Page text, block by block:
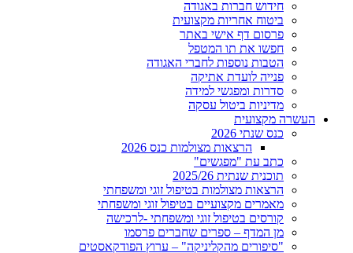
חידוש חברות באגודה
ביטוח אחריות מקצועית
פרסום דף אישי באתר
חפשו את תו המטפל
הטבות נוספות לחברי האגודה
פנייה לועדת אתיקה
סדרות ומפגשי למידה
מדיניות ביטול עסקה
העשרה מקצועית
כנס שנתי 2026
הרצאות מצולמות כנס 2026
כתב עת "מפגשים"
תוכנית שנתית 2025/26
הרצאות מצולמות בטיפול זוגי ומשפחתי
מאמרים מקצועיים בטיפול זוגי ומשפחתי
קורסים בטיפול זוגי ומשפחתי -לרכישה
מן המדף – ספרים שחברים פרסמו
"סיפורים מהקליניקה" – ערוץ הפודקאסטים